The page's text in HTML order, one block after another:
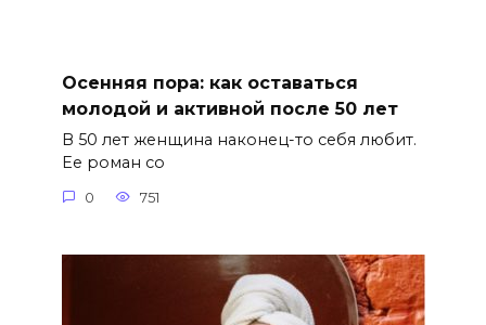
Осенняя пора: как оставаться
молодой и активной после 50 лет
В 50 лет женщина наконец-то себя любит.
Ее роман со
0 751